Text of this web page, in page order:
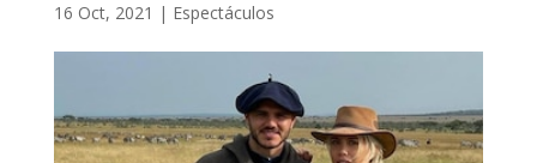
16 Oct, 2021 | Espectáculos